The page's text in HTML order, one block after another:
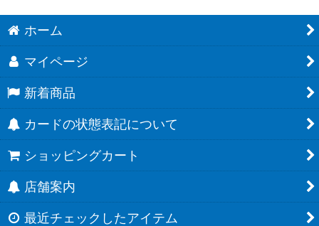
ホーム
マイページ
新着商品
カードの状態表記について
ショッピングカート
店舗案内
最近チェックしたアイテム